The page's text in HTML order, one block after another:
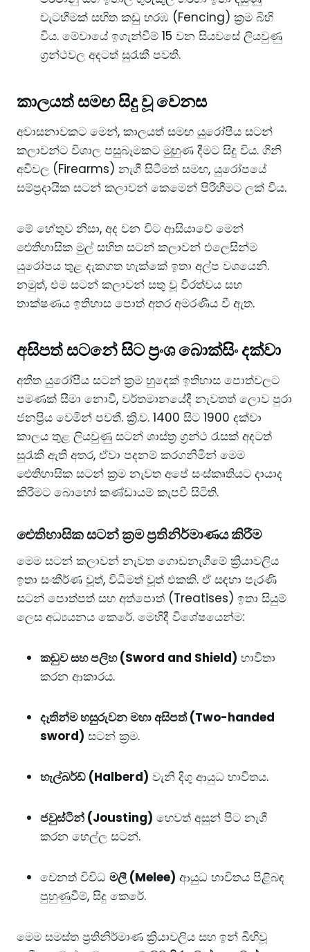
වැටහීමක් සහිත කඩු හරඹ (Fencing) ක්‍රම බිහි
විය. මේවායේ ඉගැන්වීම් 15 වන සියවසේ ලියවුණු
ග්‍රන්ථවල අදටත් සුරැකී පවතී.
​කාලයත් සමඟ සිදු වූ වෙනස
​අවාසනාවකට මෙන්, කාලයත් සමඟ යුරෝපීය සටන්
කලාවන්ට විශාල පසුබෑමකට මුහුණ දීමට සිදු විය. ​ගිනි
අවිවල (Firearms) නැගී සිටීමත් සමඟ, යුරෝපයේ
සම්ප්‍රදායික සටන් කලාවන් කෙමෙන් පිරිහීමට ලක් විය.
​මේ හේතුව නිසා, අද වන විට ආසියාවේ මෙන්
ඓතිහාසික මුල් සහිත සටන් කලාවන් එලෙසින්ම
යුරෝපය තුළ දැකගත හැක්කේ ඉතා අල්ප වශයෙනි.
නමුත්, එම සටන් කලාවන් සතු වූ වීරත්වය සහ
තාක්ෂණය ඉතිහාස පොත් අතර අමරණීය වී ඇත.
අසිපත් සටනේ සිට ප්‍රංශ බොක්සිං දක්වා
​අතීත යුරෝපීය සටන් ක්‍රම හුදෙක් ඉතිහාස පොත්වලට
පමණක් සීමා නොවී, වර්තමානයේදී නැවතත් ලොව පුරා
ජනප්‍රිය වෙමින් පවතී. ක්‍රි.ව. 1400 සිට 1900 දක්වා
කාලය තුළ ලියවුණු සටන් ශාස්ත්‍ර ග්‍රන්ථ රැසක් අදටත්
සුරැකී ඇති අතර, ඒවා පදනම් කරගනිමින් මෙම
ඓතිහාසික සටන් ක්‍රම නැවත අපේ සංස්කෘතියට දායාද
කිරීමට බොහෝ කණ්ඩායම් කැපවී සිටිති.
​ඓතිහාසික සටන් ක්‍රම ප්‍රතිනිර්මාණය කිරීම
​මෙම සටන් කලාවන් නැවත ගොඩනැගීමේ ක්‍රියාවලිය
ඉතා සංකීර්ණ වූත්, විධිමත් වූත් එකකි. ඒ සඳහා පැරණි
සටන් පොත්පත් සහ අත්පොත් (Treatises) ඉතා සියුම්
ලෙස අධ්‍යයනය කෙරේ. මෙහිදී විශේෂයෙන්ම:
කඩුව සහ පලිහ (Sword and Shield) භාවිතා
කරන ආකාරය.
දෑතින්ම හසුරුවන මහා අසිපත් (Two-handed
sword) සටන් ක්‍රම.
හැල්බර්ඩ් (Halberd) වැනි දිගු ආයුධ භාවිතය.
ජවුස්ටින් (Jousting) හෙවත් අසුන් පිට නැගී
කරන හෙල්ල සටන්.
​වෙනත් විවිධ මලී (Melee) ආයුධ භාවිතය පිළිබඳ
පුහුණුවීම්, සිදු කෙරේ.
​මෙම සමස්ත ප්‍රතිනිර්මාණ ක්‍රියාවලිය සහ ඉන් බිහිවූ